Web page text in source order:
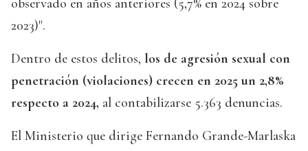
observado en años anteriores (5,7% en 2024 sobre
2023)".
Dentro de estos delitos, los de agresión sexual con
penetración (violaciones) crecen en 2025 un 2,8%
respecto a 2024, al contabilizarse 5.363 denuncias.
El Ministerio que dirige Fernando Grande-Marlaska